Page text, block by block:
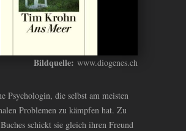
Bildquelle: www.diogenes.ch
Psychologin, die selbst am meisten
Problemen zu kämpfen hat. Zu
schickt sie gleich ihren Freund